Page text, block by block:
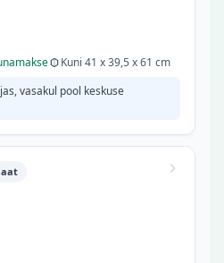
Kuni 41 x 39,5 x 61 cm
vasakul pool keskuse